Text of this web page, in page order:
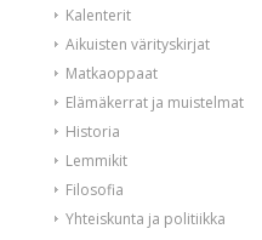
Kalenterit
Aikuisten värityskirjat
Matkaoppaat
Elämäkerrat ja muistelmat
Historia
Lemmikit
Filosofia
Yhteiskunta ja politiikka